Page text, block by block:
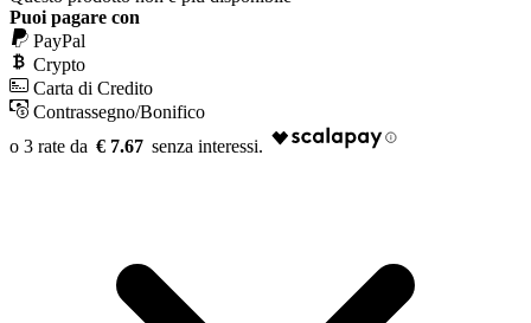
Puoi pagare con
PayPal
Crypto
Carta di Credito
Contrassegno/Bonifico
€ 7.67